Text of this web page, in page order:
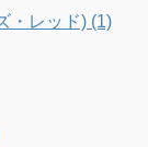
・レッド) (1)